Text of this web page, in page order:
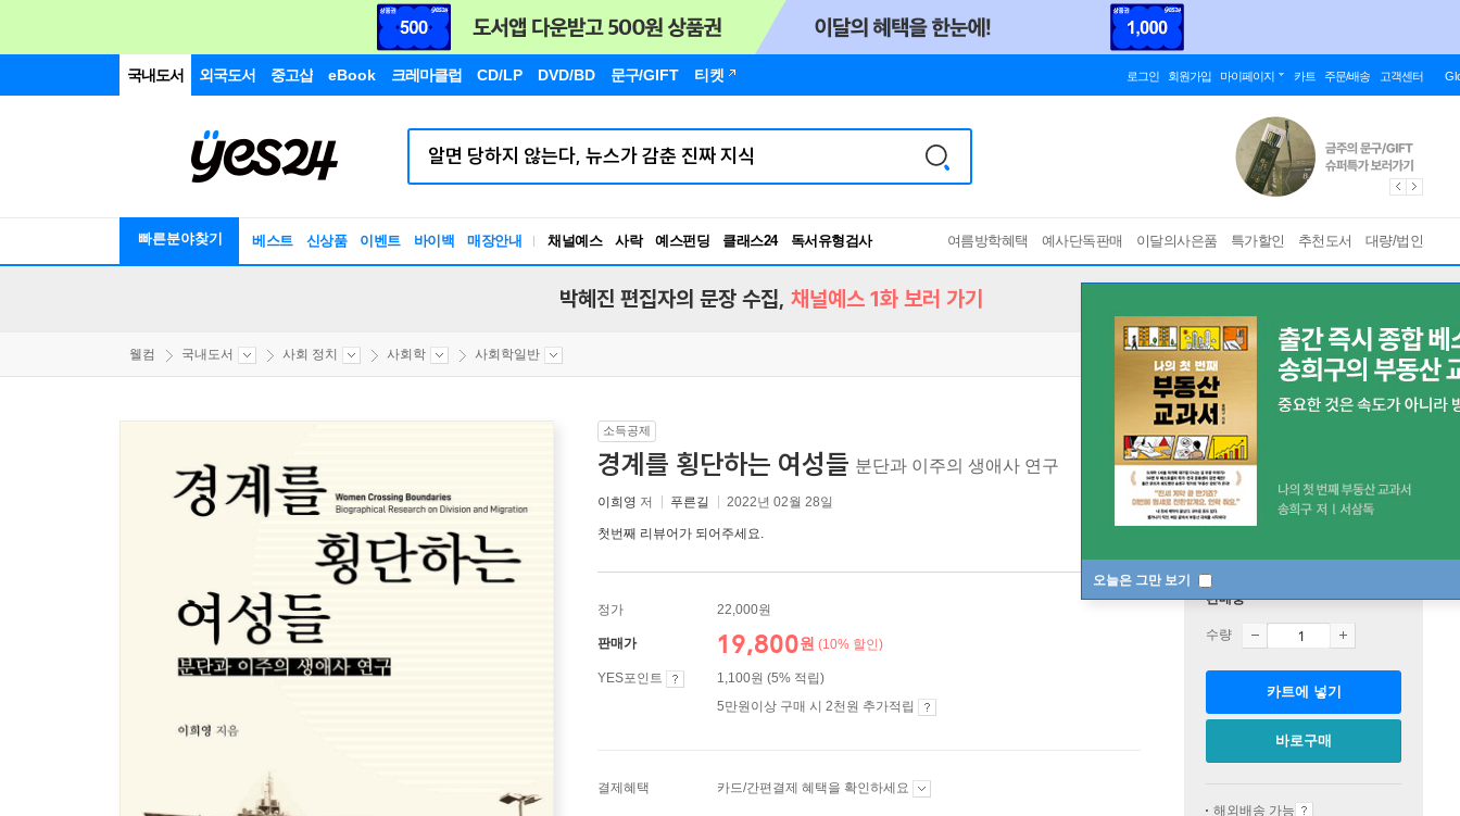
국내도서 외국도서 중고샵 eBook 크레마클럽 CD/LP DVD/BD 문구/GIFT 티켓 로그인 회원가입 마이페이지 카트 주문/배송 고객센터
빠른분야찾기 베스트 신상품 이벤트 바이백 매장안내 채널예스 사락 예스펀딩 클래스24
독서유형검사
RBTI Lab
여름방학혜택 예사단독판매 이달의사은품 특가할인 추천도서 대량/법인
오늘은 그만 보기
박혜진 편집자의 문장 수집, 채널예스 1화 보러 가기
웰컴 국내도서 사회 정치 사회학 사회학일반
소득공제
경계를 횡단하는 여성들 분단과 이주의 생애사 연구
이희영 저 푸른길 2022년 02월 28일
첫번째 리뷰어가 되어주세요.
정가 22,000원
판매가 19,800원 (10% 할인)
YES포인트
1,100원 (5% 적립)
5만원이상 구매 시 2천원 추가적립
결제혜택 카드/간편결제 혜택을 확인하세요
판매중
수량
카트에 넣기
바로구매
해외배송 가능